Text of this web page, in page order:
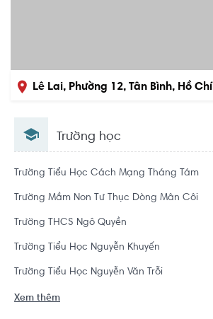
Lê Lai, Phường 12, Tân Bình, Hồ Chí
Trường học
Trường Tiểu Học Cách Mạng Tháng Tám
Trường Mầm Non Tư Thục Dòng Mân Côi
Trường THCS Ngô Quyền
Trường Tiểu Học Nguyễn Khuyến
Trường Tiểu Học Nguyễn Văn Trỗi
Xem thêm